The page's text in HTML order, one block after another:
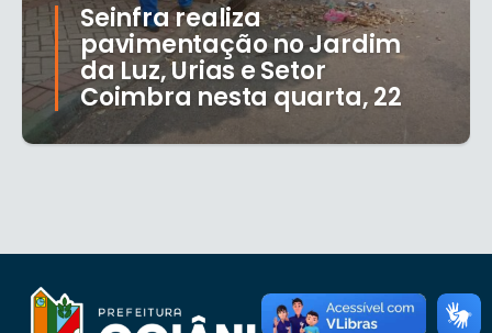
Seinfra realiza
pavimentação no Jardim
da Luz, Urias e Setor
Coimbra nesta quarta, 22